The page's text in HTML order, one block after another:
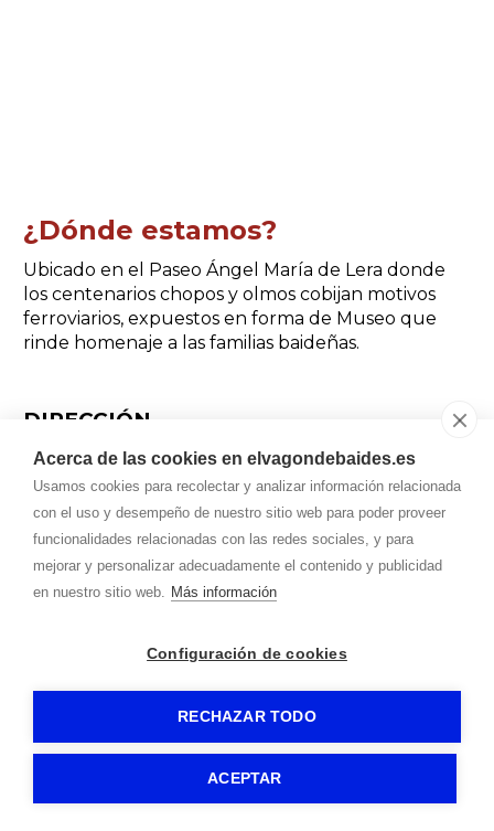
Acerca de las cookies en elvagondebaides.es
Usamos cookies para recolectar y analizar información relacionada
con el uso y desempeño de nuestro sitio web para poder proveer
funcionalidades relacionadas con las redes sociales, y para
mejorar y personalizar adecuadamente el contenido y publicidad
en nuestro sitio web. Más información
Configuración de cookies
RECHAZAR TODO
ACEPTAR
¿Dónde estamos?
Ubicado en el Paseo Ángel María de Lera donde
los centenarios chopos y olmos cobijan motivos
ferroviarios, expuestos en forma de Museo que
rinde homenaje a las familias baideñas.
DIRECCIÓN
P.º Angel María de Lera, 85 | 19295 Baides,
Guadalajara
CONTACTO
| elvagondebaides@gmail.com
ABRIR EN GOOGLE MAPS